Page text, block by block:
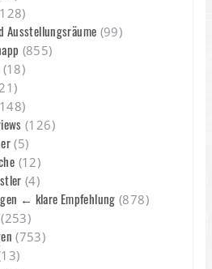
Ausstellungsräume (99)
(855)
(18)
(126)
(5)
(12)
(4)
← klare Empfehlung (878)
(253)
(753)